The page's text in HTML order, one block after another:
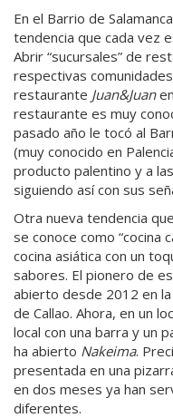
En el Barrio de
tendencia que cada vez
Abrir “sucursales” de
respectivas
restaurante Juan&Juan
restaurante es muy
pasado año le tocó al
(muy conocido en
producto palentino y a
siguiendo así con sus
Otra nueva tendencia
se conoce como “cocina
cocina asiática con un
sabores. El pionero de
abierto desde 2012 en
de Callao. Ahora, en un
local con una barra y un
ha abierto Nakeima.
presentada en una
en dos meses ya han
diferentes.